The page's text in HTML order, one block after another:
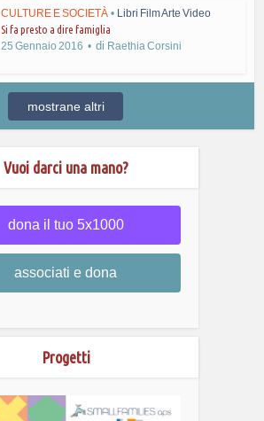
CULTURE E SOCIETÀ • Libri Film Arte Video
Si fa presto a dire famiglia
25 Gennaio 2016
di Raethia Corsini
mostrane altri
Vuoi darci una mano?
dona il tuo 5x1000
associati e dona
Progetti